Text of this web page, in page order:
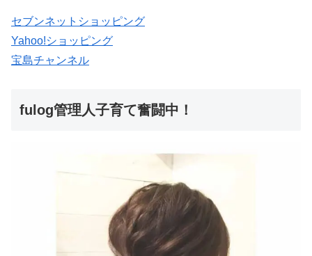
セブンネットショッピング
Yahoo!ショッピング
宝島チャンネル
fulog管理人子育て奮闘中！